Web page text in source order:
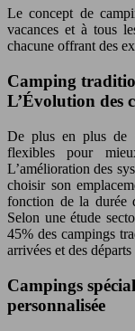
Le concept de
vacances et à tous
chacune offrant des
Camping
L’Évolution des
De plus en plus de
flexibles pour
L’amélioration des
choisir son
fonction de la durée
Selon une étude
45% des campings
arrivées et des
Campings
personnalisée